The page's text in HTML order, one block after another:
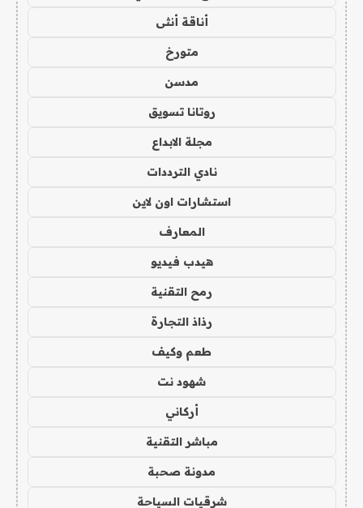
أناقة أنثى
متورخ
مدسن
روتانا تسويق
مجلة الابداع
نادي الترددات
استشارات اون لاين
المعارف
هيدب فيديو
رمح التقنية
رذاذ التجارة
طعم وكيف
شهود نت
أركاني
مباشر التقنية
مدونة صحبة
شرقيات السياحة